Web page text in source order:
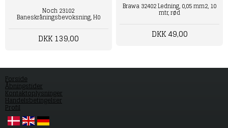
Noch 23102
Baneskråningsbevoksning, H0
DKK 139,00
Brawa 32402 Ledning, 0,05 mm2, 10
mtr, rød
DKK 49,00
Forside
Åbningstider
Kontaktoplysninger
Handelsbetingelser
Profil